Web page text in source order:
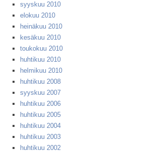
syyskuu 2010
elokuu 2010
heinäkuu 2010
kesäkuu 2010
toukokuu 2010
huhtikuu 2010
helmikuu 2010
huhtikuu 2008
syyskuu 2007
huhtikuu 2006
huhtikuu 2005
huhtikuu 2004
huhtikuu 2003
huhtikuu 2002